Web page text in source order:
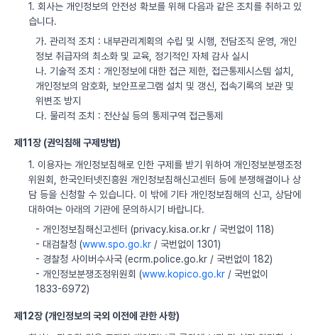
1. 회사는 개인정보의 안전성 확보를 위해 다음과 같은 조치를 취하고 있
습니다.
가. 관리적 조치 : 내부관리계획의 수립 및 시행, 전담조직 운영, 개인
정보 취급자의 최소화 및 교육, 정기적인 자체 감사 실시
나. 기술적 조치 : 개인정보에 대한 접근 제한, 접근통제시스템 설치,
개인정보의 암호화, 보안프로그램 설치 및 갱신, 접속기록의 보관 및
위변조 방지
다. 물리적 조치 : 전산실 등의 통제구역 접근통제
제11장 (권익침해 구제방법)
1. 이용자는 개인정보침해로 인한 구제를 받기 위하여 개인정보분쟁조정
위원회, 한국인터넷진흥원 개인정보침해신고센터 등에 분쟁해결이나 상
담 등을 신청할 수 있습니다. 이 밖에 기타 개인정보침해의 신고, 상담에
대하여는 아래의 기관에 문의하시기 바랍니다.
- 개인정보침해신고센터 (privacy.kisa.or.kr / 국번없이 118)
- 대검찰청 (www.spo.go.kr / 국번없이 1301)
- 경찰청 사이버수사국 (ecrm.police.go.kr / 국번없이 182)
- 개인정보분쟁조정위원회 (www.kopico.go.kr / 국번없이
1833-6972)
제12장 (개인정보의 국외 이전에 관한 사항)